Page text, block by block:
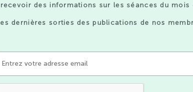
des informations sur les séances du mois
dernières sorties des publications de nos